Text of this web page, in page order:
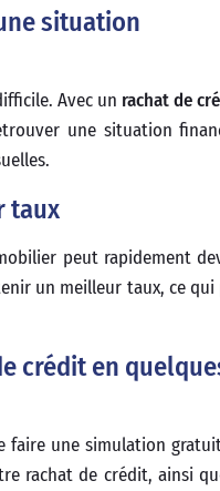
situation
Avec un rachat de
une situation
taux
peut rapidement
un meilleur taux, ce qui
crédit en
faire une simulation
rachat de crédit, ainsi